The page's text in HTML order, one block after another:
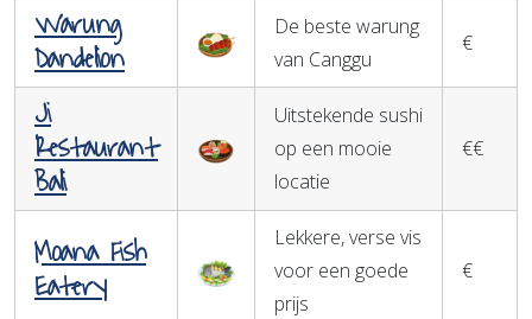
Warung
Dandelion
De beste warung
van Canggu
€
Ji
Restaurant
Bali
Uitstekende sushi
op een mooie
locatie
€€
Moana Fish
Eatery
Lekkere, verse vis
voor een goede
prijs
€